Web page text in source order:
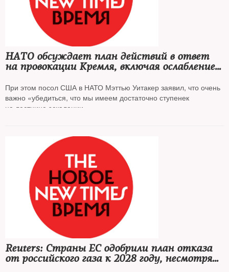
НАТО обсуждает план действий в ответ
на провокации Кремля, включая ослабление
им сбивать российские самолеты
При этом посол США в НАТО Мэттью Уитакер заявил, что очень
важно «убедиться, что мы имеем достаточно ступенек
на лестнице эскалации»
Reuters: Страны ЕС одобрили план отказа
от российского газа к 2028 году, несмотря